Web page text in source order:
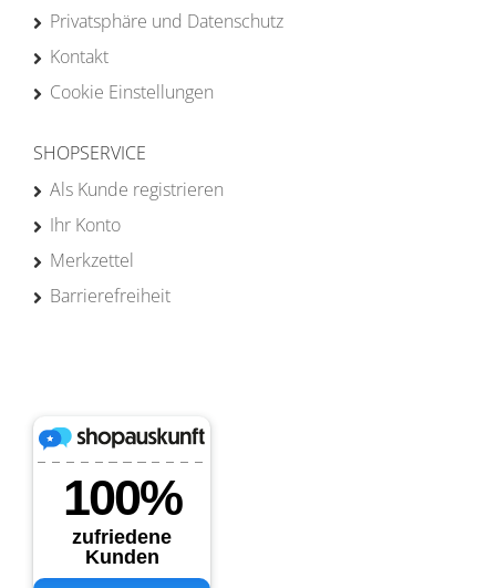
Privatsphäre und Datenschutz
Kontakt
Cookie Einstellungen
SHOPSERVICE
Als Kunde registrieren
Ihr Konto
Merkzettel
Barrierefreiheit